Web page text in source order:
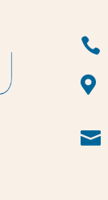


